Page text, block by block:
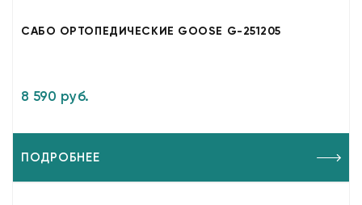
САБО ОРТОПЕДИЧЕСКИЕ GOOSE G-251205
8 590 руб.
ПОДРОБНЕЕ